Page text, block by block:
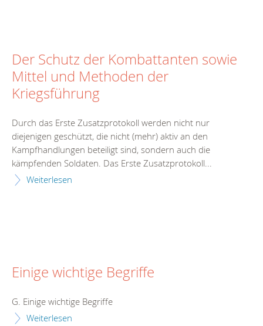
Der Schutz der Kombattanten sowie
Mittel und Methoden der
Kriegsführung
Durch das Erste Zusatzprotokoll werden nicht nur
diejenigen geschützt, die nicht (mehr) aktiv an den
Kampfhandlungen beteiligt sind, sondern auch die
kämpfenden Soldaten. Das Erste Zusatzprotokoll...
Weiterlesen
Einige wichtige Begriffe
G. Einige wichtige Begriffe
Weiterlesen